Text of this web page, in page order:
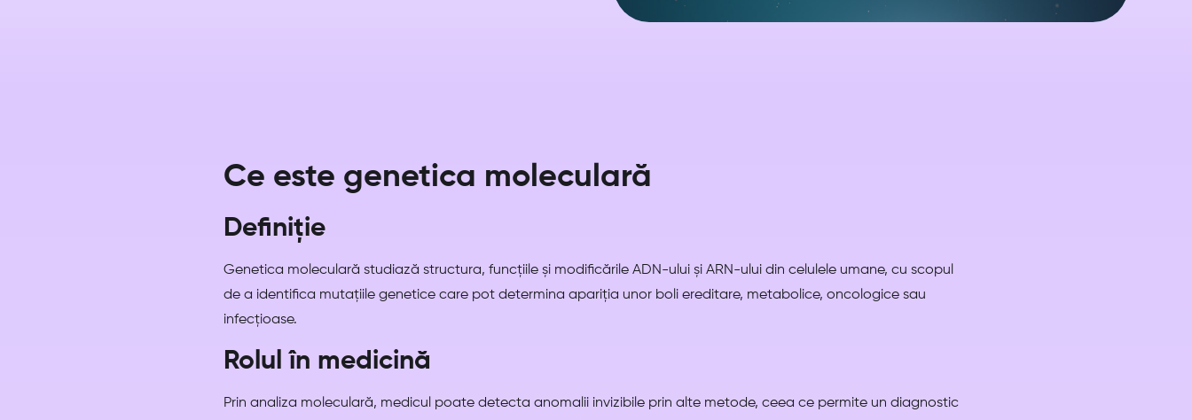
Ce este genetica moleculară
Definiție
Genetica moleculară studiază structura, funcțiile și modificările ADN-ului și ARN-ului din celulele umane, cu scopul
de a identifica mutațiile genetice care pot determina apariția unor boli ereditare, metabolice, oncologice sau
infecțioase.
Rolul în medicină
Prin analiza moleculară, medicul poate detecta anomalii invizibile prin alte metode, ceea ce permite un diagnostic